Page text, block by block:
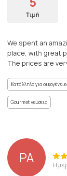
Τιμή
We spent an
place, with great
The prices are
Κατάλληλο για
Gourmet γεύσεις
PA